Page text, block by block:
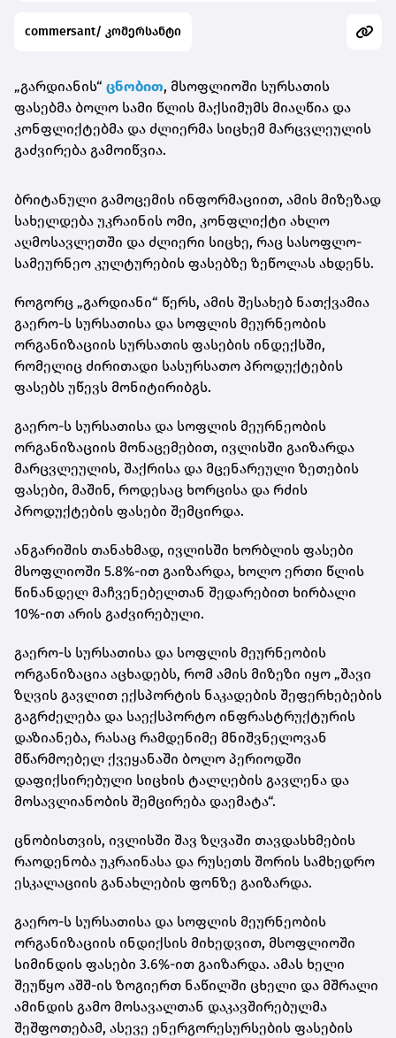
commersant/ კომერსანტი
„გარდიანის“ ცნობით, მსოფლიოში სურსათის
ფასებმა ბოლო სამი წლის მაქსიმუმს მიაღწია და
კონფლიქტებმა და ძლიერმა სიცხემ მარცვლეულის
გაძვირება გამოიწვია.
ბრიტანული გამოცემის ინფორმაციით, ამის მიზეზად
სახელდება უკრაინის ომი, კონფლიქტი ახლო
აღმოსავლეთში და ძლიერი სიცხე, რაც სასოფლო-
სამეურნეო კულტურების ფასებზე ზეწოლას ახდენს.
როგორც „გარდიანი“ წერს, ამის შესახებ ნათქვამია
გაერო-ს სურსათისა და სოფლის მეურნეობის
ორგანიზაციის სურსათის ფასების ინდექსში,
რომელიც ძირითადი სასურსათო პროდუქტების
ფასებს უწევს მონიტირიბგს.
გაერო-ს სურსათისა და სოფლის მეურნეობის
ორგანიზაციის მონაცემებით, ივლისში გაიზარდა
მარცვლეულის, შაქრისა და მცენარეული ზეთების
ფასები, მაშინ, როდესაც ხორცისა და რძის
პროდუქტების ფასები შემცირდა.
ანგარიშის თანახმად, ივლისში ხორბლის ფასები
მსოფლიოში 5.8%-ით გაიზარდა, ხოლო ერთი წლის
წინანდელ მაჩვენებელთან შედარებით ხირბალი
10%-ით არის გაძვირებული.
გაერო-ს სურსათისა და სოფლის მეურნეობის
ორგანიზაცია აცხადებს, რომ ამის მიზეზი იყო „შავი
ზღვის გავლით ექსპორტის ნაკადების შეფერხებების
გაგრძელება და საექსპორტო ინფრასტრუქტურის
დაზიანება, რასაც რამდენიმე მნიშვნელოვან
მწარმოებელ ქვეყანაში ბოლო პერიოდში
დაფიქსირებული სიცხის ტალღების გავლენა და
მოსავლიანობის შემცირება დაემატა“.
ცნობისთვის, ივლისში შავ ზღვაში თავდასხმების
რაოდენობა უკრაინასა და რუსეთს შორის სამხედრო
ესკალაციის განახლების ფონზე გაიზარდა.
გაერო-ს სურსათისა და სოფლის მეურნეობის
ორგანიზაციის ინდიქსის მიხედვით, მსოფლიოში
სიმინდის ფასები 3.6%-ით გაიზარდა. ამას ხელი
შეუწყო აშშ-ის ზოგიერთ ნაწილში ცხელი და მშრალი
ამინდის გამო მოსავალთან დაკავშირებულმა
შეშფოთებამ, ასევე ენერგორესურსების ფასების